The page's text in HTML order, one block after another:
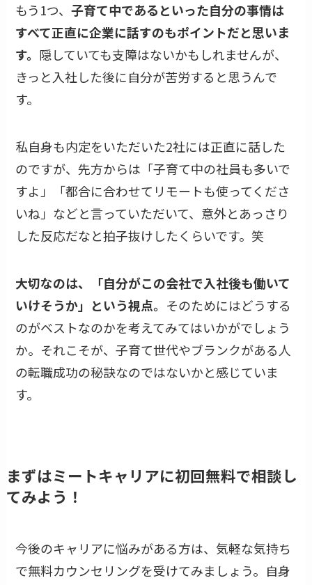
もう1つ、子育て中であるといった自分の事情は
すべて正直に企業に話すのもポイントだと思いま
す。 隠していても支障はないかもしれませんが、
きっと入社した後に自分が苦労すると思うんで
す。
私自身も内定をいただいた2社には正直に話した
のですが、先方からは「子育て中の社員も多いで
すよ」「都合に合わせてリモートも使ってくださ
いね」などと言っていただいて、意外とあっさり
した反応だなと拍子抜けしたくらいです。笑
大切なのは、「自分がこの会社で入社後も働いて
いけそうか」という視点。 そのためにはどうする
のがベストなのかを考えてみてはいかがでしょう
か。それこそが、子育て世代やブランクがある人
の転職成功の秘訣なのではないかと感じていま
す。
まずはミートキャリアに初回無料で相談し
てみよう！
今後のキャリアに悩みがある方は、気軽な気持ち
で無料カウンセリングを受けてみましょう。自身